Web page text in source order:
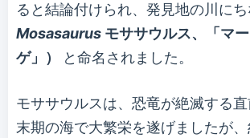
ると結論付けられ、発見地の川に
Mosasaurus モササウルス、「マ
ゲ」）
と命名されました。
モササウルスは、恐竜が絶滅する
末期の海で大繁栄を遂げましたが